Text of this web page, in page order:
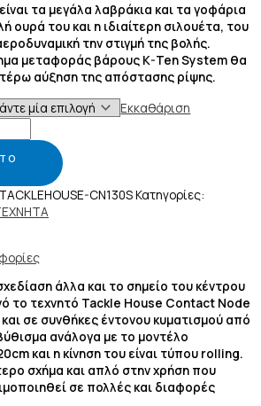
τα μεγάλα λαβράκια και τα γοφάρια
ουρά του και η ιδιαίτερη σιλουέτα, του
την στιγμή της βολής.
μεταφοράς βάρους K-Ten System θα
αύξηση της απόστασης ρίψης.
Εκκαθάριση
CN130SΚατηγορίες:
άλλα και το σημείο του κέντρου
το τεχνητό Tackle House Contact Node
σε συνθήκες έντονου κυματισμού από
ανάλογα με το μοντέλο
και η κίνηση του είναι τύπου rolling.
σχήμα και απλό στην χρήση που
σε πολλές και διαφορές